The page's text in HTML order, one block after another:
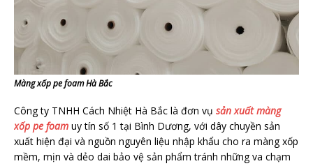
Màng xốp pe foam Hà Bắc
Công ty TNHH Cách Nhiệt Hà Bắc là đơn vụ sản xuất màng
xốp pe foam uy tín số 1 tại Bình Dương, với dây chuyền sản
xuất hiện đại và nguồn nguyên liệu nhập khẩu cho ra màng xốp
mềm, mịn và dẻo dai bảo vệ sản phẩm tránh những va chạm